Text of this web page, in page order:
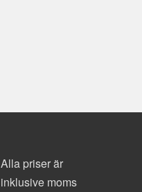
Alla priser är
inklusive moms